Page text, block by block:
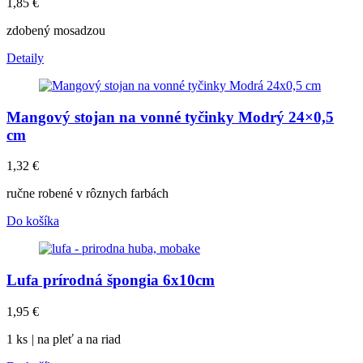
zdobený mosadzou
Detaily
Mangový stojan na vonné tyčinky Modrý 24×0,5
cm
1,32 €
ručne robené v rôznych farbách
Do košíka
Lufa prírodná špongia 6x10cm
1,95 €
1 ks | na pleť a na riad